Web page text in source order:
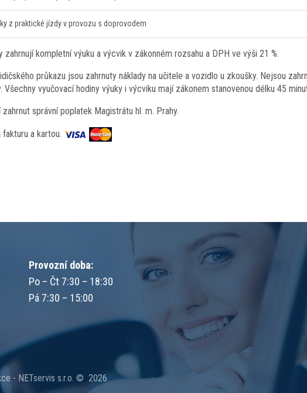
z praktické jízdy v provozu s doprovodem
kompletní výuku a výcvik v zákonném rozsahu a DPH ve výši 21 %.
průkazu jsou zahrnuty náklady na učitele a vozidlo u zkoušky. Nejsou
vyučovací hodiny výuky i výcviku mají zákonem stanovenou délku 45
správní poplatek Magistrátu hl. m. Prahy.
a kartou.
Provozní doba:
Po – Čt 7:30 – 18:30
Pá 7:30 – 15:00
- NETservis s.r.o. © 2026